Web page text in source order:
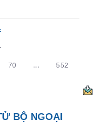
TAB to navigate.
cổng
trang trên cổng
Các trang trên cổng
70 ...Trang trung
Các
552
BỘ NGOẠI